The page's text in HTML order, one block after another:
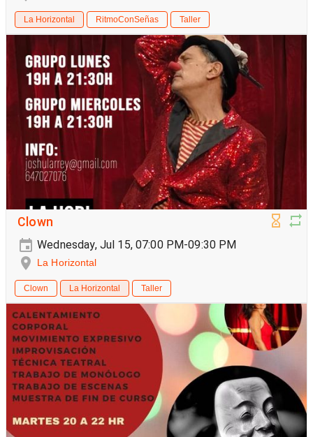
La Horizontal RitmoConSeñas Taller
Clown
Wednesday, Jul 15, 07:00 PM-09:30 PM
La Horizontal
Clown La Horizontal Taller